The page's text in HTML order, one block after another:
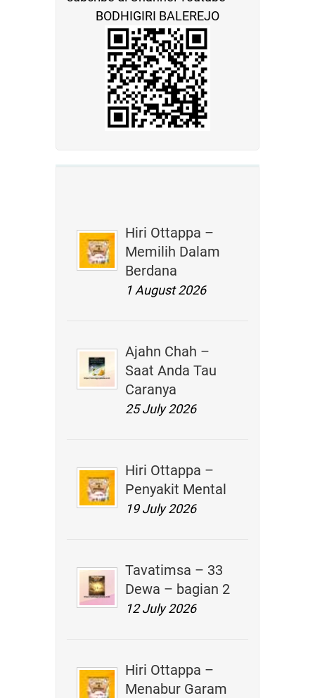
BODHIGIRI BALEREJO
Hiri Ottappa –
Memilih Dalam
Berdana
1 August 2026
Ajahn Chah –
Saat Anda Tau
Caranya
25 July 2026
Hiri Ottappa –
Penyakit Mental
19 July 2026
Tavatimsa – 33
Dewa – bagian 2
12 July 2026
Hiri Ottappa –
Menabur Garam